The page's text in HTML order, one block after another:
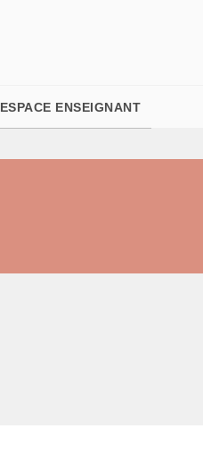
ESPACE ENSEIGNANT